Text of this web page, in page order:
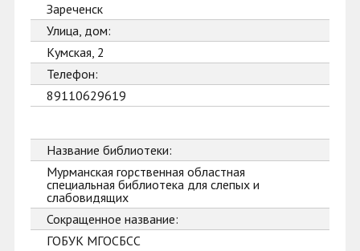
Зареченск
Улица, дом:
Кумская, 2
Телефон:
89110629619
Название библиотеки:
Мурманская горственная областная
специальная библиотека для слепых и
слабовидящих
Сокращенное название:
ГОБУК МГОСБСС